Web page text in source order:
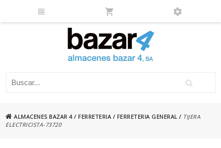
ALMACENES BAZAR 4/ FERRETERIA / FERRETERIA GENERAL / TIJERA
ELECTRICISTA-73720